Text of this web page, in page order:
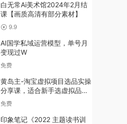
白无常Ai美术馆2024年2月结
课【画质高清有部分素材】
9.9
AI国学私域运营模型，单号月
变现过W
免费
黄岛主-淘宝虚拟项目选品实操
分享课，适合新手选虚拟品的
玩法 全盘分享给你
免费
印象笔记《2022 主题读书训